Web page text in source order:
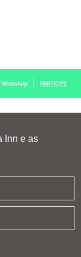
Inn e as